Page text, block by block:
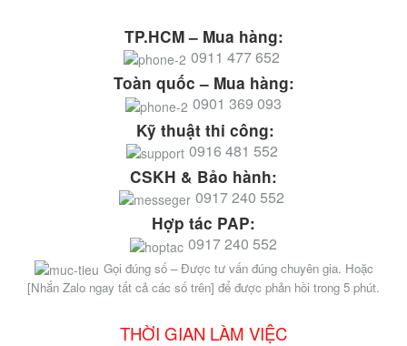
TP.HCM – Mua hàng:
0911 477 652
Toàn quốc – Mua hàng:
0901 369 093
Kỹ thuật thi công:
0916 481 552
CSKH & Bảo hành:
0917 240 552
Hợp tác PAP:
0917 240 552
Gọi đúng số – Được tư vấn đúng chuyên gia. Hoặc
[Nhắn Zalo ngay tất cả các số trên] để được phản hồi trong 5 phút.
THỜI GIAN LÀM VIỆC